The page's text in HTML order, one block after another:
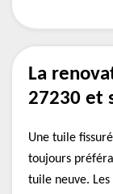
La
27230 et
Une tuile
toujours
tuile neuve.